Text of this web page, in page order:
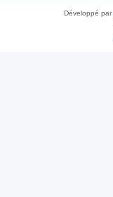
Développé par